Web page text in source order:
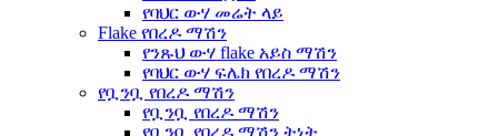
የባህር ውሃ መሬት ላይ
Flake የበረዶ ማሽን
የንጹህ ውሃ flake አይስ ማሽን
የባህር ውሃ ፍሌክ የበረዶ ማሽን
የቧንቧ የበረዶ ማሽን
የቧንቧ የበረዶ ማሽን
የቧንቧ የበረዶ ማሽን ትነት